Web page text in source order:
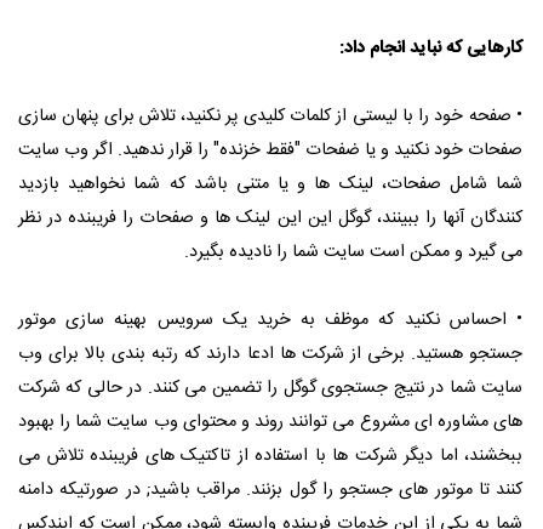
کارهایی که نباید انجام داد:
• صفحه خود را با لیستی از کلمات کلیدی پر نکنید، تلاش برای پنهان سازی
صفحات خود نکنید و یا ضفحات "فقط خزنده" را قرار ندهید. اگر وب سایت
شما شامل صفحات، لینک ها و یا متنی باشد که شما نخواهید بازدید
کنندگان آنها را ببینند، گوگل این این لینک ها و صفحات را فریبنده در نظر
می گیرد و ممکن است سایت شما را نادیده بگیرد.
• احساس نکنید که موظف به خرید یک سرویس بهینه سازی موتور
جستجو هستید. برخی از شرکت ها ادعا دارند که رتبه بندی بالا برای وب
سایت شما در نتیج جستجوی گوگل را تضمین می کنند. در حالی که شرکت
های مشاوره ای مشروع می توانند روند و محتوای وب سایت شما را بهبود
ببخشند، اما دیگر شرکت ها با استفاده از تاکتیک های فریبنده تلاش می
کنند تا موتور های جستجو را گول بزنند. مراقب باشید; در صورتیکه دامنه